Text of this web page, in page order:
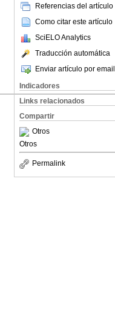
Referencias del artículo
Como citar este artículo
SciELO Analytics
Traducción automática
Enviar artículo por email
Indicadores
Links relacionados
Compartir
Otros
Otros
Permalink